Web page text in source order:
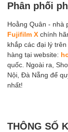
Phân phối
Hoằng Quân - nhà
Fujifilm X chính
khắp các đại lý
hàng tại website:
quốc. Ngoài ra,
Nội, Đà Nẵng để
nhất!
THÔNG SỐ